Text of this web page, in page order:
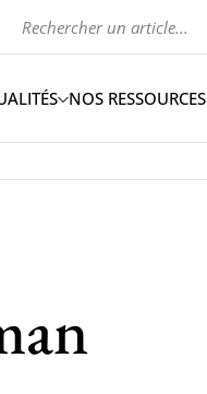
NOS RESSOURCES